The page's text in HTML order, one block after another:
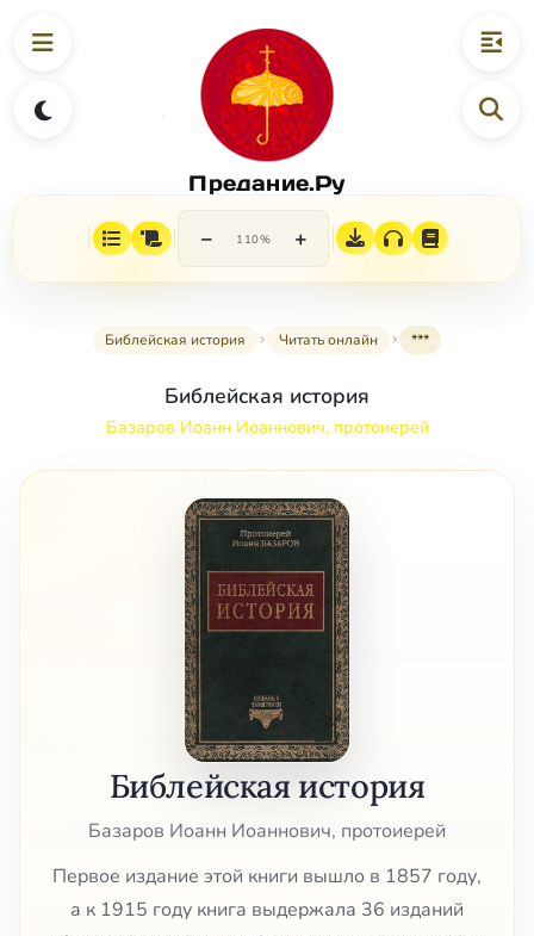
Предание.Ру
− 110% +
Библейская история Читать онлайн ***
Библейская история
Базаров Иоанн Иоаннович, протоиерей
Библейская история
Базаров Иоанн Иоаннович, протоиерей
Первое издание этой книги вышло в 1857 году,
а к 1915 году книга выдержала 36 изданий